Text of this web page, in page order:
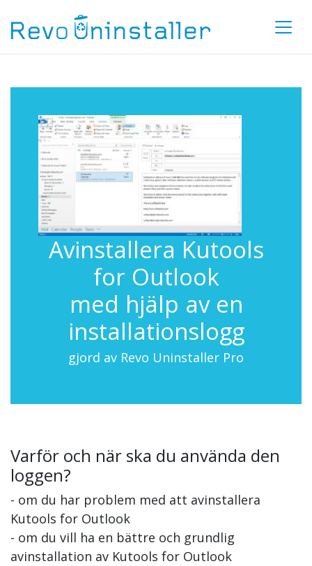
Avinstallera Kutools
for Outlook
med hjälp av en
installationslogg
gjord av Revo Uninstaller Pro
Varför och när ska du använda den
loggen?
- om du har problem med att avinstallera
Kutools for Outlook
- om du vill ha en bättre och grundlig
avinstallation av Kutools for Outlook